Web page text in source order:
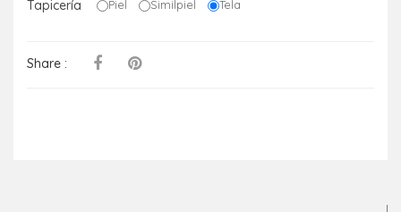
Tapicería Piel Similpiel Tela
Share :